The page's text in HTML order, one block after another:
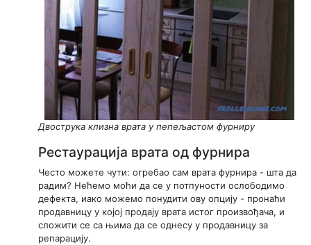
Двострука клизна врата у пепељастом фурниру
Рестаурација врата од фурнира
Често можете чути: огребао сам врата фурнира - шта да
радим? Нећемо моћи да се у потпуности ослободимо
дефекта, иако можемо понудити ову опцију - пронаћи
продавницу у којој продају врата истог произвођача, и
сложити се са њима да се однесу у продавницу за
репарацију.